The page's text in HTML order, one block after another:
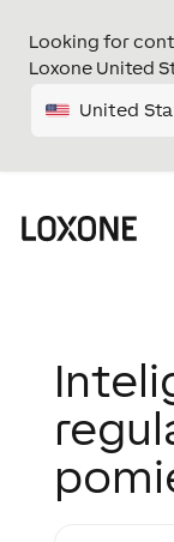
Looking for
Loxone United
United